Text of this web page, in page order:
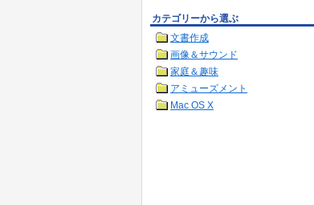
カテゴリーから選ぶ
文書作成
画像＆サウンド
家庭＆趣味
アミューズメント
Mac OS X